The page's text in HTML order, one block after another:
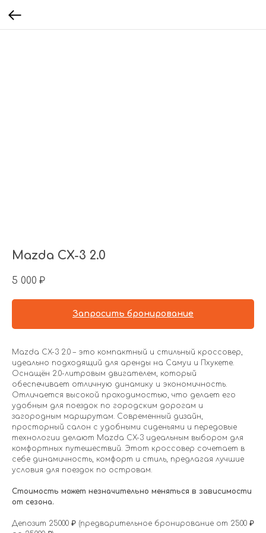
Mazda CX-3 2.0
5 000 ₽
Запросить бронирование
Mazda CX-3 2.0 – это компактный и стильный кроссовер,
идеально подходящий для аренды на Самуи и Пхукете.
Оснащён 2.0-литровым двигателем, который
обеспечивает отличную динамику и экономичность.
Отличается высокой проходимостью, что делает его
удобным для поездок по городским дорогам и
загородным маршрутам. Современный дизайн,
просторный салон с удобными сиденьями и передовые
технологии делают Mazda CX-3 идеальным выбором для
комфортных путешествий. Этот кроссовер сочетает в
себе динамичность, комфорт и стиль, предлагая лучшие
условия для поездок по островам.
Стоимость может незначительно меняться в зависимости
от сезона.
Депозит 25000 ₽ (предварительное бронирование от 2500 ₽